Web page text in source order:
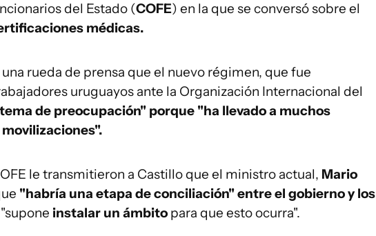
del Estado (COFE) en la que se conversó sobre el
médicas.
rueda de prensa que el nuevo régimen, que fue
uruguayos ante la Organización Internacional del
de preocupación" porque "ha llevado a muchos
le transmitieron a Castillo que el ministro actual, Mario
"habría una etapa de conciliación" entre el gobierno y los
instalar un ámbito para que esto ocurra".